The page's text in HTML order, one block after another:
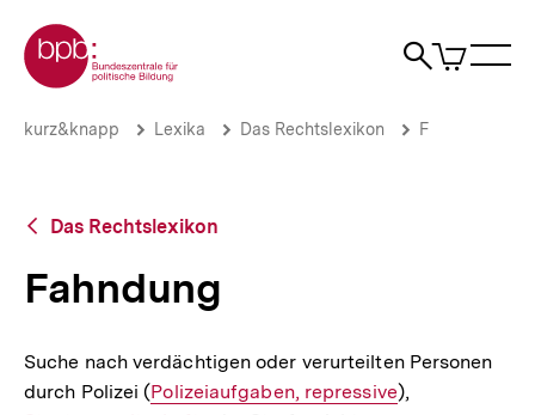
zum
Seiteninhalt
springen
Zur Startseite der bpb
Suche
Artikel
im
Fahndung
Brotkrümelnavigation
Pfadnavigation
kurz&knapp Lexika Das Rechtslexikon F
Zurück
Übersicht
Das Rechtslexikon
Fahndung
Suche nach verdächtigen oder verurteilten Personen
durch Polizei (Interner
Polizeiaufgaben, repressive),